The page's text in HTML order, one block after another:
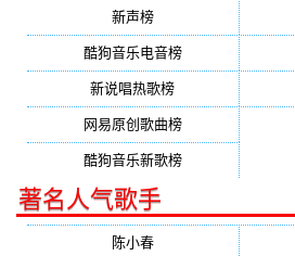
新声榜
酷狗音乐电音榜
新说唱热歌榜
网易原创歌曲榜
酷狗音乐新歌榜
著名人气歌手
陈小春